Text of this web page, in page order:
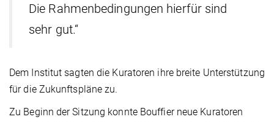
Die Rahmenbedingungen hierfür sind
sehr gut.“
Dem Institut sagten die Kuratoren ihre breite Unterstützung
für die Zukunftspläne zu.
Zu Beginn der Sitzung konnte Bouffier neue Kuratoren